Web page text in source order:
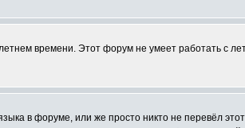
времени. Этот форум не умеет работать с
в форуме, или же просто никто не перевёл